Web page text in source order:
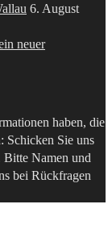
6. August
neuer
haben, die
Schicken Sie uns
Bitte Namen und
bei Rückfragen